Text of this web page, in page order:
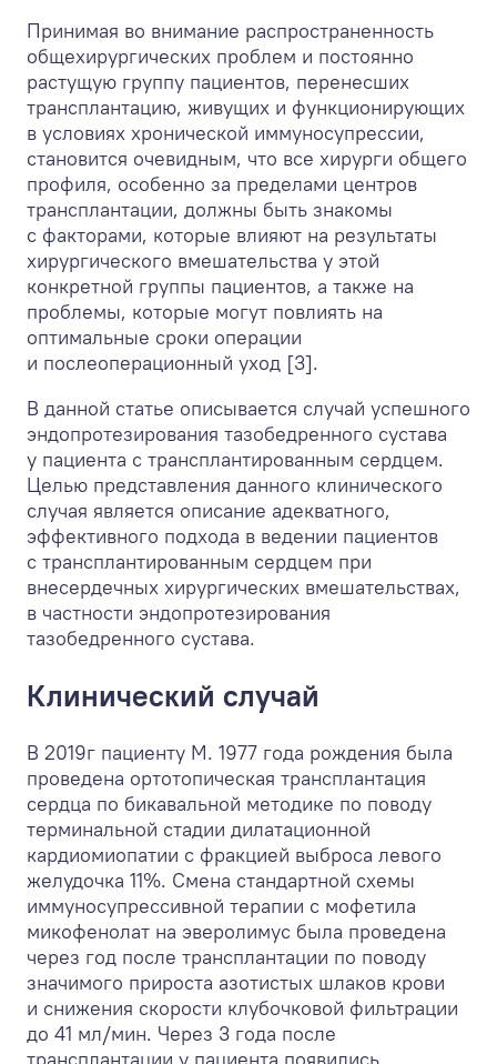
Принимая во внимание распространенность
общехирургических проблем и постоянно
растущую группу пациентов, перенесших
трансплантацию, живущих и функционирующих
в условиях хронической иммуносупрессии,
становится очевидным, что все хирурги общего
профиля, особенно за пределами центров
трансплантации, должны быть знакомы
с факторами, которые влияют на результаты
хирургического вмешательства у этой
конкретной группы пациентов, а также на
проблемы, которые могут повлиять на
оптимальные сроки операции
и послеоперационный уход [3].
В данной статье описывается случай успешного
эндопротезирования тазобедренного сустава
у пациента с трансплантированным сердцем.
Целью представления данного клинического
случая является описание адекватного,
эффективного подхода в ведении пациентов
с трансплантированным сердцем при
внесердечных хирургических вмешательствах,
в частности эндопротезирования
тазобедренного сустава.
Клинический случай
В 2019г пациенту М. 1977 года рождения была
проведена ортотопическая трансплантация
сердца по бикавальной методике по поводу
терминальной стадии дилатационной
кардиомиопатии с фракцией выброса левого
желудочка 11%. Смена стандартной схемы
иммуносупрессивной терапии с мофетила
микофенолат на эверолимус была проведена
через год после трансплантации по поводу
значимого прироста азотистых шлаков крови
и снижения скорости клубочковой фильтрации
до 41 мл/мин. Через 3 года после